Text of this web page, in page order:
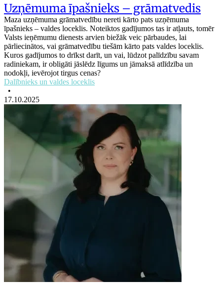
Uzņēmuma īpašnieks – grāmatvedis
Maza uzņēmuma grāmatvedību nereti kārto pats uzņēmuma
īpašnieks – valdes loceklis. Noteiktos gadījumos tas ir atļauts, tomēr
Valsts ieņēmumu dienests arvien biežāk veic pārbaudes, lai
pārliecinātos, vai grāmatvedību tiešām kārto pats valdes loceklis.
Kuros gadījumos to drīkst darīt, un vai, lūdzot palīdzību savam
radiniekam, ir obligāti jāslēdz līgums un jāmaksā atlīdzība un
nodokļi, ievērojot tirgus cenas?
Dalībnieks un valdes loceklis
•
17.10.2025